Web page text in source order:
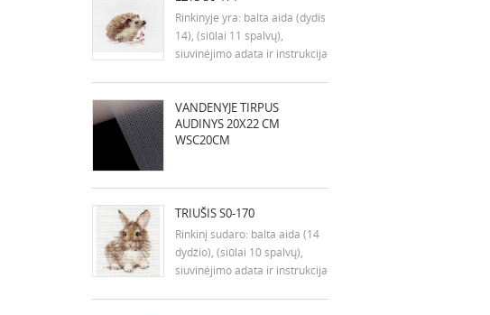
Rinkinyje yra: balta aida (dydis
14), (siūlai 11 spalvų),
siuvinėjimo adata ir instrukcija
VANDENYJE TIRPUS
AUDINYS 20X22 CM
WSC20CM
TRIUŠIS S0-170
Rinkinį sudaro: balta aida (14
dydžio), (siūlai 10 spalvų),
siuvinėjimo adata ir instrukcija